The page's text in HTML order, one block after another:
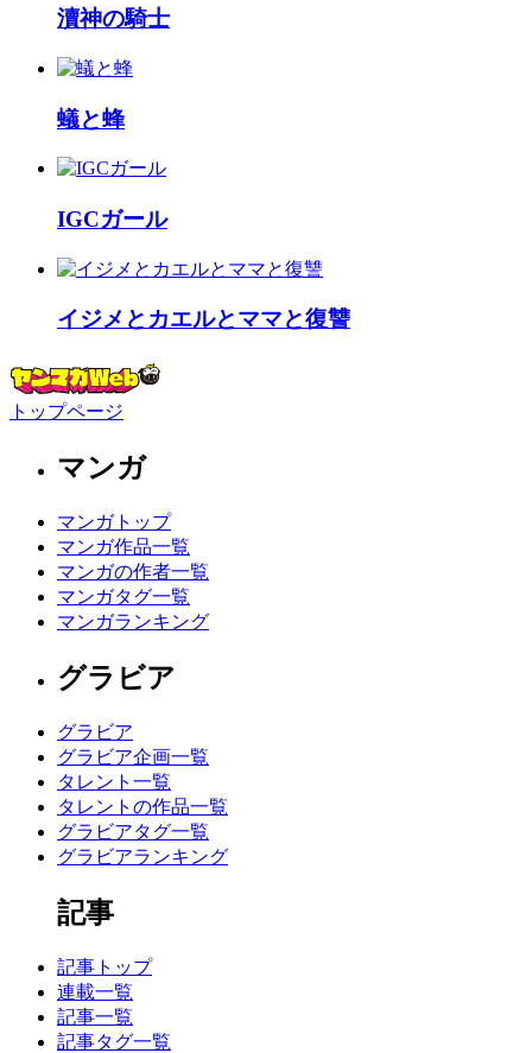
瀆神の騎士
蟻と蜂
IGCガール
イジメとカエルとママと復讐
トップページ
マンガ
マンガトップ
マンガ作品一覧
マンガの作者一覧
マンガタグ一覧
マンガランキング
グラビア
グラビア
グラビア企画一覧
タレント一覧
タレントの作品一覧
グラビアタグ一覧
グラビアランキング
記事
記事トップ
連載一覧
記事一覧
記事タグ一覧